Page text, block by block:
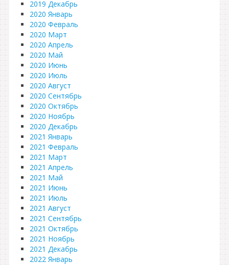
2019 Декабрь
2020 Январь
2020 Февраль
2020 Март
2020 Апрель
2020 Май
2020 Июнь
2020 Июль
2020 Август
2020 Сентябрь
2020 Октябрь
2020 Ноябрь
2020 Декабрь
2021 Январь
2021 Февраль
2021 Март
2021 Апрель
2021 Май
2021 Июнь
2021 Июль
2021 Август
2021 Сентябрь
2021 Октябрь
2021 Ноябрь
2021 Декабрь
2022 Январь